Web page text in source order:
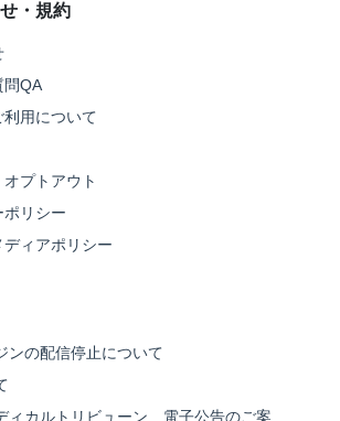
・規約
問QA
用について
プトアウト
ポリシー
ディアポリシー
ンの配信停止について
ィカルトリビューン 電子公告のご案